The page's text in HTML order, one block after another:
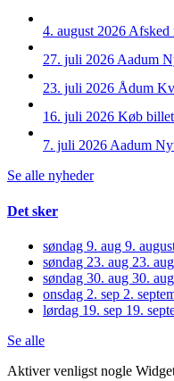
4. august 2026 Afsked
27. juli 2026 Aadum
23. juli 2026 Ådum
16. juli 2026 Køb
7. juli 2026 Aadum
Se alle nyheder
Det sker
søndag 9. aug 9.
søndag 23. aug 23.
søndag 30. aug 30.
onsdag 2. sep 2.
lørdag 19. sep 19.
Se alle
Aktiver venligst nogle